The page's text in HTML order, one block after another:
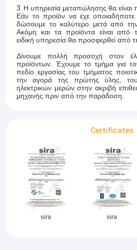
3. Η υπηρεσία μεταπώλησης θα είναι
Εάν το προϊόν να έχε
δώσουμε το καλύτερο μετά από
Ακόμη και τα προϊόντα είναι από
ειδική υπηρεσία θα προσφερθεί από
Δίνουμε πολλή προσοχή στον
προϊόντων. Έχουμε το τμήμα για
πεδίο εργασίας του τμήματος
την αγορά της πρώτης ύλης,
ηλεκτρικών μερών στην ακριβή
μηχανής πριν από την παράδοση.
Certificates
sira sira